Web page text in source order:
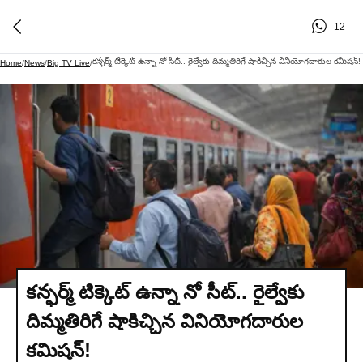
12
Home/News/Big TV Live/కన్ఫర్మ్ టిక్కెట్ ఉన్నా నో సీట్.. రైల్వేకు దిమ్మతిరిగే షాకిచ్చిన వినియోగదారుల కమిషన్!
కన్ఫర్మ్ టిక్కెట్ ఉన్నా నో సీట్.. రైల్వేకు
దిమ్మతిరిగే షాకిచ్చిన వినియోగదారుల
కమిషన్!